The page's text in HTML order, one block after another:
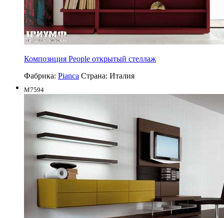
Композиция People открытый стеллаж
Фабрика: Pianca Страна: Италия
M7594